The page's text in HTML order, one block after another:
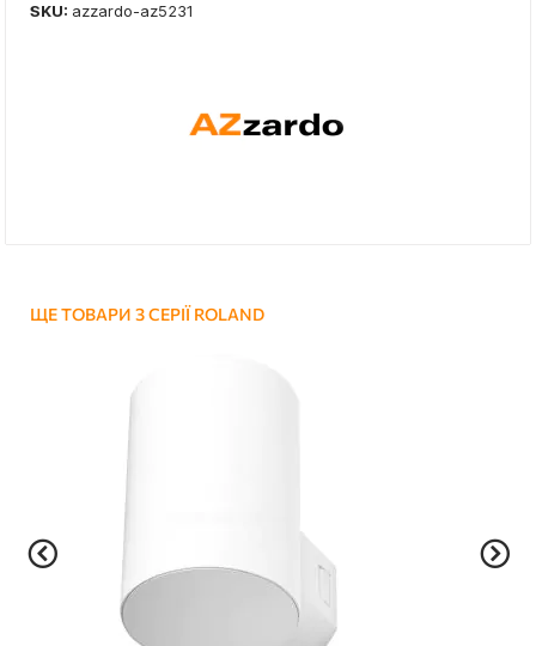
SKU: azzardo-az5231
ЩЕ ТОВАРИ З СЕРІЇ ROLAND